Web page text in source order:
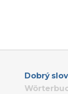
Dobrý